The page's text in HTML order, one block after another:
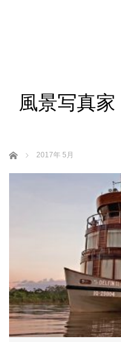
風景写真
ホーム 2017年 5月